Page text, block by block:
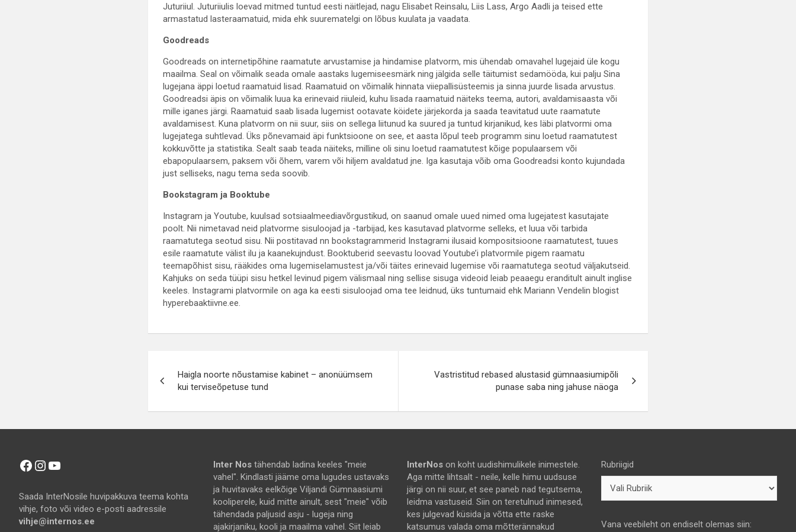
Juturiiul. Juturiiulis loevad mitmed tuntud eesti näitlejad, nagu Elisabet Reinsalu, Liis Lass, Argo Aadli ja teised ette
armastatud lasteraamatuid, mida ehk suurematelgi on lõbus kuulata ja vaadata.
Goodreads
Goodreads on internetipõhine raamatute arvustamise ja hindamise platvorm, mis ühendab omavahel lugejaid üle kogu
maailma. Seal on võimalik seada omale aastaks lugemiseesmärk ning jälgida selle täitumist sedamööda, kui palju Sina
lugejana äppi loetud raamatuid lisad. Raamatuid on võimalik hinnata viiepallisüsteemis ja sinna juurde lisada arvustus.
Goodreadsi äpis on võimalik luua ka erinevaid riiuleid, kuhu lisada raamatuid näiteks teema, autori, avaldamisaasta või
mille iganes järgi. Raamatuid saab lisada lugemist ootavate köidete järjekorda ja saada teavitatud uute raamatute
avaldamisest. Kuna platvorm on nii suur, siis on sellega liitunud ka suured ja tuntud kirjanikud, kes läbi platvormi oma
lugejatega suhtlevad. Üks põnevamaid äpi funktsioone on see, et aasta lõpul teeb programm sinu loetud raamatutest
kokkuvõtte ja statistika. Sealt saab teada näiteks, milline oli sinu loetud raamatutest kõige populaarsem või
ebapopulaarsem, paksem või õhem, varem või hiljem avaldatud jne. Iga kasutaja võib oma Goodreadsi konto kujundada
just selliseks, nagu tema seda soovib.
Bookstagram ja Booktube
Instagram ja Youtube, kuulsad sotsiaalmeediavõrgustikud, on saanud omale uued nimed oma lugejatest kasutajate
poolt. Nii nimetavad neid platvorme sisuloojad ja -tarbijad, kes kasutavad platvorme selleks, et luua või tarbida
raamatutega seotud sisu. Nii postitavad nn bookstagrammerid Instagrami ilusaid kompositsioone raamatutest, tuues
esile raamatute välist ilu ja kaanekujndust. Booktuberid seevastu loovad Youtube’i platvormile pigem raamatu
teemapõhist sisu, rääkides oma lugemiselamustest ja/või täites erinevaid lugemise või raamatutega seotud väljakutseid.
Kahjuks on seda tüüpi sisu hetkel levinud pigem välismaal ning sellise sisuga videoid leiab peaaegu eranditult ainult inglise
keeles. Instagrami platvormile on aga ka eesti sisuloojad oma tee leidnud, üks tuntumaid ehk Mariann Vendelin blogist
hyperebaaktiivne.ee.
Haigla noorte nõustamise kabinet – anonüümsem
kui terviseõpetuse tund
Vastristitud rebased alustasid gümnaasiumipõli
punase saba ning jahuse näoga
Facebook
Instagram
YouTube
Saada InterNosile huvipakkuva teema kohta
vihje, foto või video e-posti aadressile
vihje@internos.ee
Inter Nostähendab ladina keeles "meie
vahel". Kindlasti jääme oma lugudes ustavaks
ja huvitavaks eelkõige Viljandi Gümnaasiumi
kooliperele, kuid mitte ainult, sest "meie" võib
tähendada paljusid asju - lugeja ning
ajakirjaniku, kooli ja maailma vahel. Siit leiab
InterNos on koht uudishimulikele inimestele.
Aga mitte lihtsalt - neile, kelle himu uudsuse
järgi on nii suur, et see paneb nad tegutsema,
leidma vastuseid. Siin on teretulnud inimesed,
kes julgevad küsida ja võtta ette raske
katsumus valada oma mõtterännakud
Rubriigid
Vana veebileht on endiselt olemas siin: